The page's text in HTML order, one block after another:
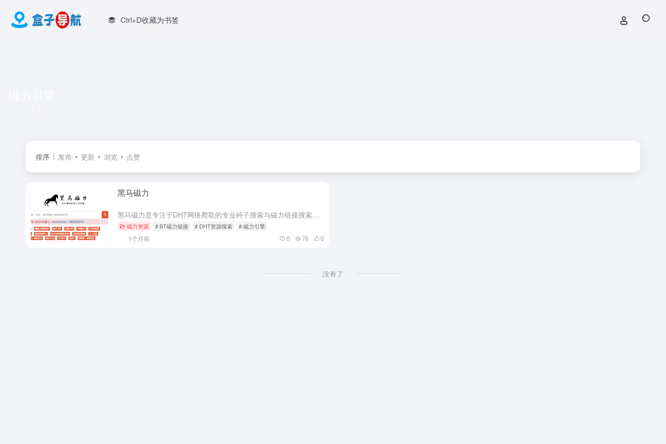
Ctrl+D收藏为书签
排序 发布 更新 浏览 点赞
黑马磁力
黑马磁力是专注于DHT网络爬取的专业种子搜索与磁力链接搜索引擎，索引千万级资源，涵盖电影、剧集、音乐、软件、动漫等领域。支持多维度排序、分类筛选与无需注册使用，界面简洁无广告，帮助用户快速获取所需资源...
磁力资源 # BT磁力链接 # DHT资源搜索 # 磁力引擎
1个月前 0 76 0
没有了